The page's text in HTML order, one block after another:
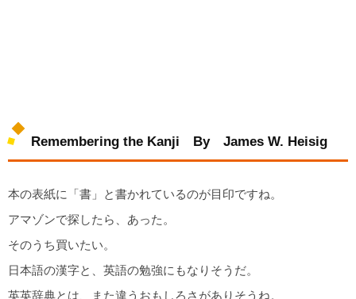
Remembering the Kanji By James W. Heisig
本の表紙に「書」と書かれているのが目印ですね。
アマゾンで探したら、あった。
そのうち買いたい。
日本語の漢字と、英語の勉強にもなりそうだ。
英英辞典とは、また違うおもしろさがありそうね。